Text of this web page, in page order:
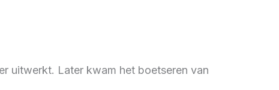
uitwerkt. Later kwam het boetseren van